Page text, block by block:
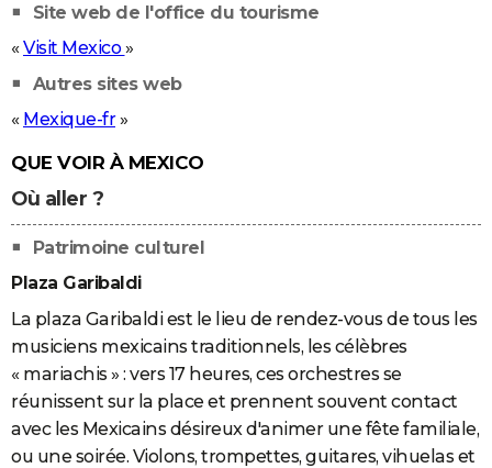
Site web de l'office du tourisme
«Visit Mexico»
Autres sites web
« Mexique-fr »
QUE VOIR À MEXICO
Où aller ?
Patrimoine culturel
Plaza Garibaldi
La plaza Garibaldi est le lieu de rendez-vous de tous les
musiciens mexicains traditionnels, les célèbres
« mariachis » : vers 17 heures, ces orchestres se
réunissent sur la place et prennent souvent contact
avec les Mexicains désireux d'animer une fête familiale,
ou une soirée. Violons, trompettes, guitares, vihuelas et